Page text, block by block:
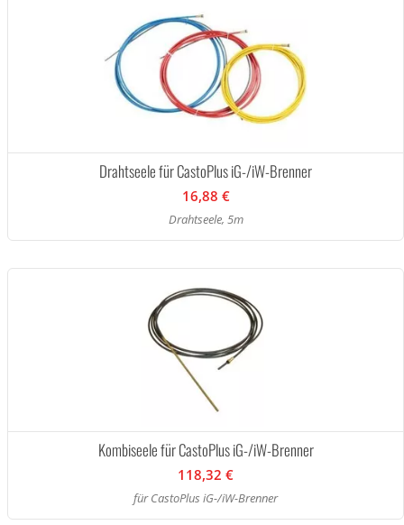
Drahtseele für CastoPlus iG-/iW-Brenner
16,88 €
Drahtseele, 5m
Kombiseele für CastoPlus iG-/iW-Brenner
118,32 €
für CastoPlus iG-/iW-Brenner